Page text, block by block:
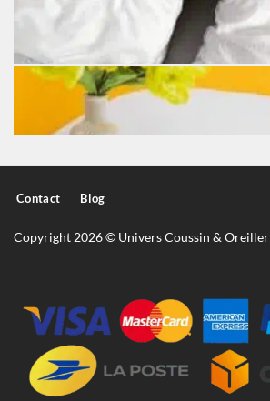
Contact Blog
Copyright 2026 © Univers Coussin & Oreiller